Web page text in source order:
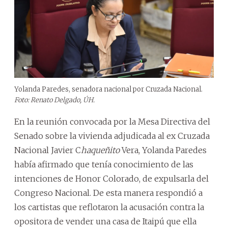
Yolanda Paredes, senadora nacional por Cruzada Nacional.
Foto: Renato Delgado, ÚH.
En la reunión convocada por la Mesa Directiva del
Senado sobre la vivienda adjudicada al ex Cruzada
Nacional Javier ChaqueñitoVera, Yolanda Paredes
había afirmado que tenía conocimiento de las
intenciones de Honor Colorado, de expulsarla del
Congreso Nacional. De esta manera respondió a
los cartistas que reflotaron la acusación contra la
opositora de vender una casa de Itaipú que ella